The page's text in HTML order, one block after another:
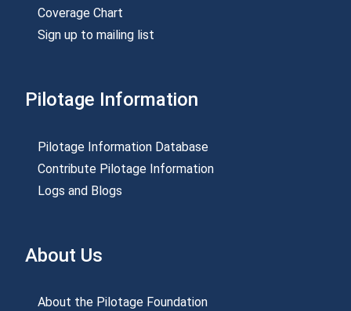
Coverage Chart
Sign up to mailing list
Pilotage Information
Pilotage Information Database
Contribute Pilotage Information
Logs and Blogs
About Us
About the Pilotage Foundation